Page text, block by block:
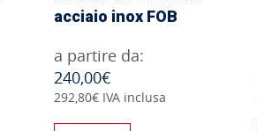
acciaio inox FOB
a partire da:
240,00€
292,80€ IVA inclusa